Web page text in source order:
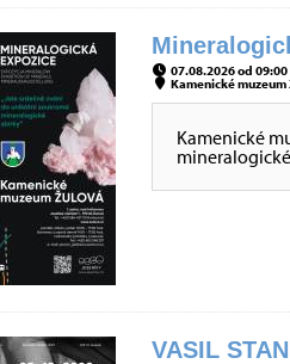
07.08.2026 od
Kamenické muzeum
Kamenické
VASIL